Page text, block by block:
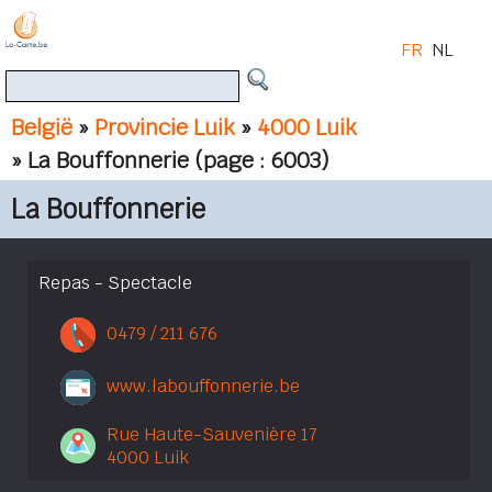
België » Provincie Luik» 4000 Luik
» La Bouffonnerie (page : 6003)
FR NL
La Bouffonnerie
Repas - Spectacle
0479 / 211 676
www.labouffonnerie.be
Rue Haute-Sauvenière 17
4000 Luik